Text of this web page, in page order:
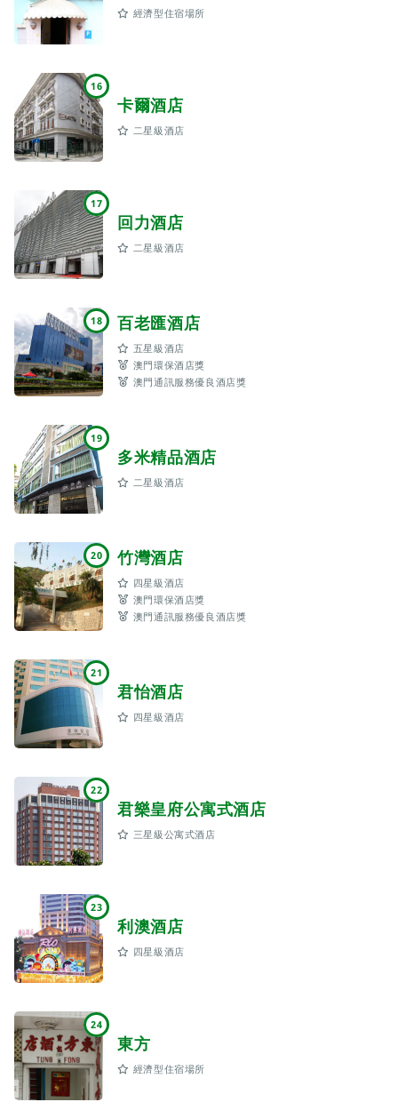
經濟型住宿場所
16
卡爾酒店
二星級酒店
17
回力酒店
二星級酒店
18 百老匯酒店
五星級酒店
澳門環保酒店獎
澳門通訊服務優良酒店獎
19
多米精品酒店
二星級酒店
20 竹灣酒店
四星級酒店
澳門環保酒店獎
澳門通訊服務優良酒店獎
21
君怡酒店
四星級酒店
22
君樂皇府公寓式酒店
三星級公寓式酒店
23
利澳酒店
四星級酒店
24
東方
經濟型住宿場所